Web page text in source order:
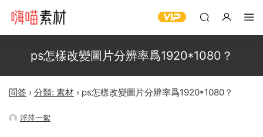
ps怎樣改變圖片分辨率爲1920*1080？
問答 › 分類: 素材 › ps怎樣改變圖片分辨率爲1920*1080？
浮萍一絮